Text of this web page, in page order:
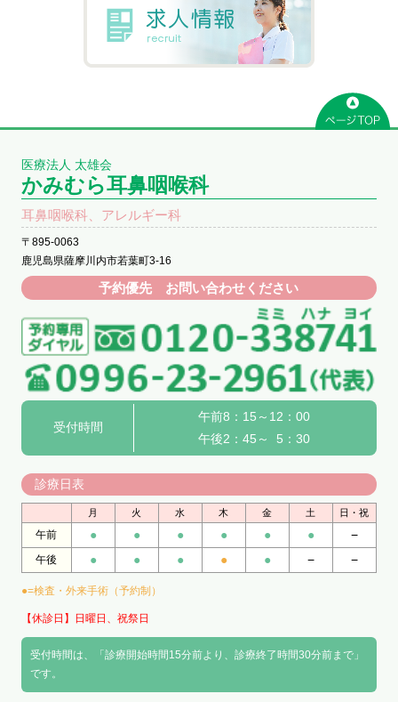
医療法人 太雄会
かみむら耳鼻咽喉科
耳鼻咽喉科、アレルギー科
〒895-0063
鹿児島県薩摩川内市若葉町3-16
予約優先 お問い合わせください
受付時間
午前8：15～12：00
午後2：45～ 5：30
診療日表
月 火 水 木 金 土 日・祝
午前 ● ● ● ● ● ● −
午後 ● ● ● ● ● − −
●=検査・外来手術（予約制）
【休診日】日曜日、祝祭日
受付時間は、「診療開始時間15分前より、診療終了時間30分前まで」
です。